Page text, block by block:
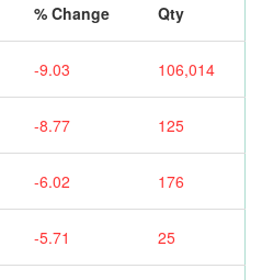
% Change Qty
-9.03 106,014
-8.77 125
-6.02 176
-5.71 25